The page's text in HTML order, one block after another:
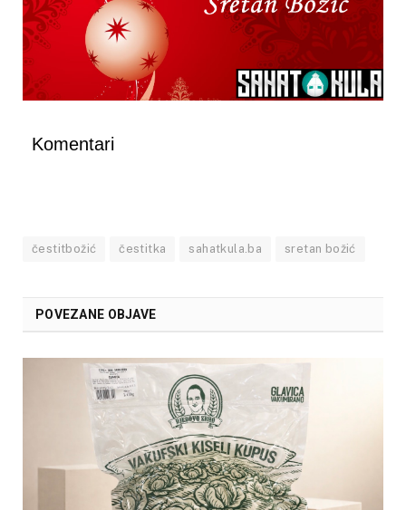
Komentari
čestitbožić čestitka sahatkula.ba sretan božić
POVEZANE OBJAVE